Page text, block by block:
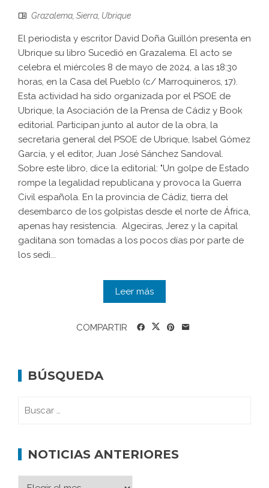
Grazalema, Sierra, Ubrique
El periodista y escritor David Doña Guillón presenta en
Ubrique su libro Sucedió en Grazalema. El acto se
celebra el miércoles 8 de mayo de 2024, a las 18:30
horas, en la Casa del Pueblo (c/ Marroquineros, 17).
Esta actividad ha sido organizada por el PSOE de
Ubrique, la Asociación de la Prensa de Cádiz y Book
editorial. Participan junto al autor de la obra, la
secretaria general del PSOE de Ubrique, Isabel Gómez
García, y el editor, Juan José Sánchez Sandoval.
Sobre este libro, dice la editorial: "Un golpe de Estado
rompe la legalidad republicana y provoca la Guerra
Civil española. En la provincia de Cádiz, tierra del
desembarco de los golpistas desde el norte de África,
apenas hay resistencia. Algeciras, Jerez y la capital
gaditana son tomadas a los pocos días por parte de
los sedi...
Leer más
COMPARTIR
BÚSQUEDA
NOTICIAS ANTERIORES